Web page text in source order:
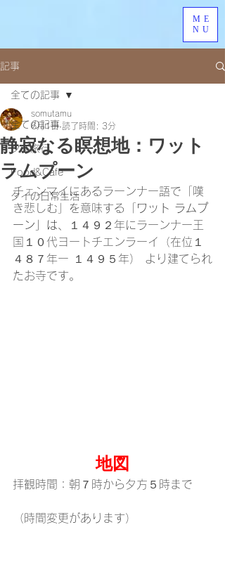
ME
NU
記事
全ての記事
タイ旅行
Food&Cafe
タイの日常生活
全ての記事
静寂なる瞑想地：ワット
ラムプーン
somutamu
6月1日 読了時間: 3分
チェンマイにあるラーンナー語で「嘆
き悲しむ」を意味する「
ワット ラムプ
ーン」は、
１４９２年にラーンナー王
国１０代ヨートチエンラーイ（在位１
４８７年ー １４９５年） より建てられ
たお寺です。
地図
拝観時間：朝７時から夕方５時まで
（時間変更があります）